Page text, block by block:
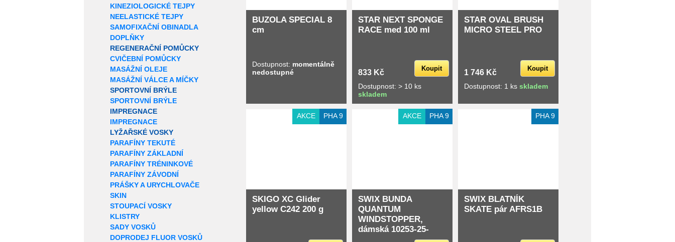
KINEZIOLOGICKÉ TEJPY
NEELASTICKÉ TEJPY
SAMOFIXAČNÍ OBINADLA
DOPLŇKY
REGENERAČNÍ POMŮCKY
CVIČEBNÍ POMŮCKY
MASÁŽNÍ OLEJE
MASÁŽNÍ VÁLCE A MÍČKY
SPORTOVNÍ BRÝLE
SPORTOVNÍ BRÝLE
IMPREGNACE
IMPREGNACE
LYŽAŘSKÉ VOSKY
PARAFÍNY TEKUTÉ
PARAFÍNY ZÁKLADNÍ
PARAFÍNY TRÉNINKOVÉ
PARAFÍNY ZÁVODNÍ
PRÁŠKY A URYCHLOVAČE
SKIN
STOUPACÍ VOSKY
KLISTRY
SADY VOSKŮ
DOPRODEJ FLUOR VOSKŮ
BUZOLA SPECIAL 8
cm
Dostupnost: momentálně
nedostupné
STAR NEXT SPONGE
RACE med 100 ml
833 Kč Koupit
Dostupnost: > 10 ks
skladem
STAR OVAL BRUSH
MICRO STEEL PRO
1 746 Kč Koupit
Dostupnost: 1 ks skladem
AKCE PHA 9
SKIGO XC Glider
yellow C242 200 g
AKCE PHA 9
SWIX BUNDA
QUANTUM
WINDSTOPPER,
dámská 10253-25-
Extra slevy pro registrované
PHA 9
SWIX BLATNÍK
SKATE pár AFRS1B